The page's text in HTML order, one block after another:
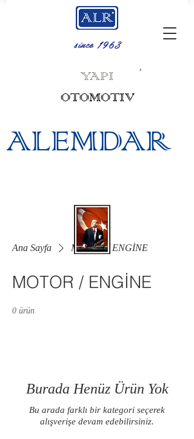
since 1963
ALEMDAR
YAPI
OTOMOTIV
.
Ana Sayfa MOTOR / ENGİNE
MOTOR / ENGİNE
0 ürün
Burada Henüz Ürün Yok
Bu arada farklı bir kategori seçerek
alışverişe devam edebilirsiniz.